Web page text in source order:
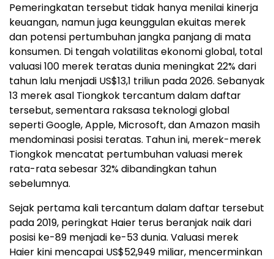
Pemeringkatan tersebut tidak hanya menilai kinerja
keuangan, namun juga keunggulan ekuitas merek
dan potensi pertumbuhan jangka panjang di mata
konsumen. Di tengah volatilitas ekonomi global, total
valuasi 100 merek teratas dunia meningkat 22% dari
tahun lalu menjadi US$13,1 triliun pada 2026. Sebanyak
13 merek asal Tiongkok tercantum dalam daftar
tersebut, sementara raksasa teknologi global
seperti Google, Apple, Microsoft, dan Amazon masih
mendominasi posisi teratas. Tahun ini, merek-merek
Tiongkok mencatat pertumbuhan valuasi merek
rata-rata sebesar 32% dibandingkan tahun
sebelumnya.
Sejak pertama kali tercantum dalam daftar tersebut
pada 2019, peringkat Haier terus beranjak naik dari
posisi ke-89 menjadi ke-53 dunia. Valuasi merek
Haier kini mencapai US$52,949 miliar, mencerminkan